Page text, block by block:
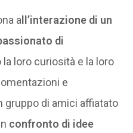
a ll’interazione di un
di
loro curiosità e la loro
e
gruppo di amici affiatato
confronto di idee